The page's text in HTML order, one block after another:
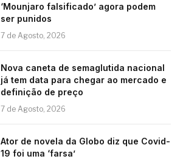
‘Mounjaro falsificado’ agora podem
ser punidos
7 de Agosto, 2026
Nova caneta de semaglutida nacional
já tem data para chegar ao mercado e
definição de preço
7 de Agosto, 2026
Ator de novela da Globo diz que Covid-
19 foi uma ‘farsa’